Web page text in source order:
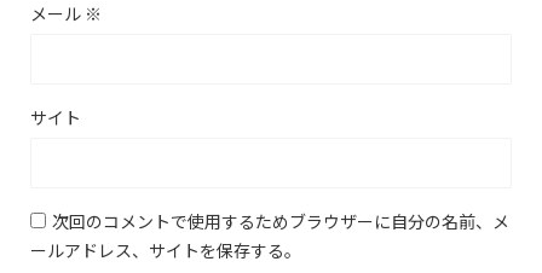
メール ※
サイト
次回のコメントで使用するためブラウザーに自分の名前、メ
ールアドレス、サイトを保存する。